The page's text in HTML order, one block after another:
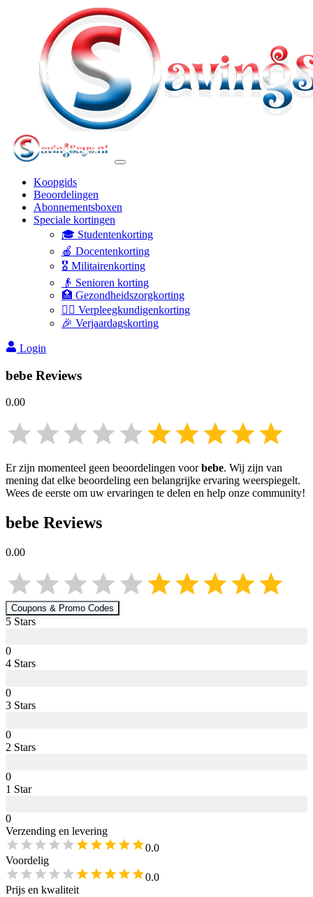
Koopgids
Beoordelingen
Abonnementsboxen
Speciale kortingen
🎓 Studentenkorting
🍎 Docentenkorting
🎖️ Militairenkorting
👴 Senioren korting
🏥 Gezondheidszorgkorting
👩‍⚕️ Verpleegkundigenkorting
🎉 Verjaardagskorting
Login
bebe Reviews
0.00
Er zijn momenteel geen beoordelingen voorbebe. Wij zijn van
mening dat elke beoordeling een belangrijke ervaring weerspiegelt.
Wees de eerste om uw ervaringen te delen en help onze community!
bebe Reviews
0.00
Coupons & Promo Codes
5 Stars
0
4 Stars
0
3 Stars
0
2 Stars
0
1 Star
0
Verzending en levering
0.0
Voordelig
0.0
Prijs en kwaliteit